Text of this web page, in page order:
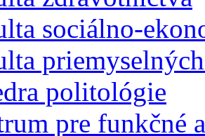
sociálno-
politológie
pre funkčné